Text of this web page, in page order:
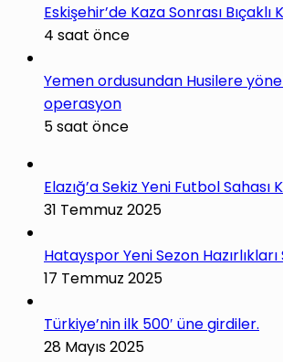
Eskişehir’de Kaza Sonrası Bıçaklı
4 saat önce
Yemen ordusundan Husilere
operasyon
5 saat önce
Elazığ’a Sekiz Yeni Futbol Sahası
31 Temmuz 2025
Hatayspor Yeni Sezon
17 Temmuz 2025
Türkiye’nin ilk 500′ üne girdiler.
28 Mayıs 2025